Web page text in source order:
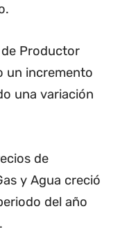
Productor
un incremento
una variación
de
y Agua creció
del año